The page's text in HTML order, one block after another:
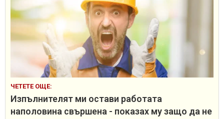
ЧЕТЕТЕ ОЩЕ:
Изпълнителят ми остави работата
наполовина свършена - показах му защо да не